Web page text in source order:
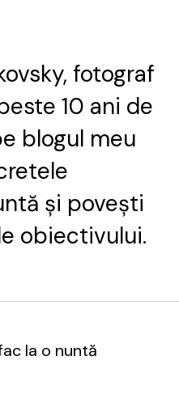
fotograf
10 ani de
blogul meu
și povești
obiectivului.
la o nuntă